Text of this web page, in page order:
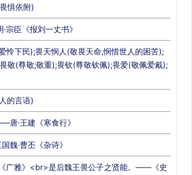
惧依附)
臣《报刘一丈书》
怜下民);畏天悯人(敬畏天命,悯惜世人的困苦);
敬(尊敬;敬重);畏钦(尊敬钦佩);畏爱(敬佩爱戴);
的言语)
·王建《寒食行》
·曹丕《杂诗》
广雅》<br>是后魏王畏公子之贤能。——《史